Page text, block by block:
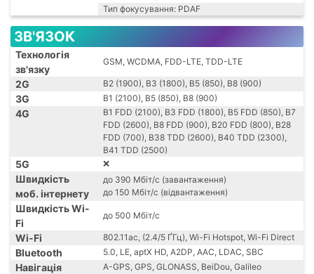
Тип фокусування: PDAF
ЗВ'ЯЗОК
Технологія
зв'язку
GSM, WCDMA, FDD-LTE, TDD-LTE
2G B2 (1900), B3 (1800), B5 (850), B8 (900)
3G B1 (2100), B5 (850), B8 (900)
4G
B1 FDD (2100), B3 FDD (1800), B5 FDD (850), B7
FDD (2600), B8 FDD (900), B20 FDD (800), B28
FDD (700), B38 TDD (2600), B40 TDD (2300),
B41 TDD (2500)
5G ❌
Швидкість
моб. інтернету
до 390 Мбіт/с (завантаження)
до 150 Мбіт/с (відвантаження)
Швидкість Wi-
Fi
до 500 Мбіт/с
Wi-Fi 802.11ac, (2.4/5 ҐГц), Wi-Fi Hotspot, Wi-Fi Direct
Bluetooth 5.0, LE, aptX HD, A2DP, AAC, LDAC, SBC
Навігація A-GPS, GPS, GLONASS, BeiDou, Galileo